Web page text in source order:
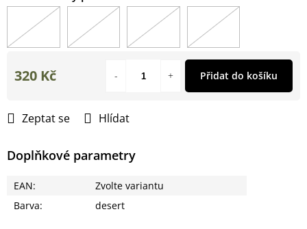
Zeptat se Hlídat
Doplňkové parametry
EAN:
Zvolte variantu
Barva: desert
320 Kč Přidat do košíku